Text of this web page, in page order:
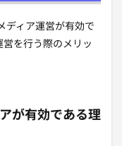
ディア運営が有効で
を行う際のメリッ
が有効である理